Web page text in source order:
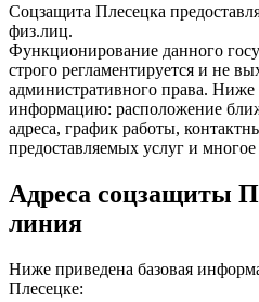
Соцзащита Плесецка
физ.лиц.
Функционирование данного
строго регламентируется и не
административного права.
информацию: расположение
адреса, график работы,
предоставляемых услуг и многое
Адреса соцзащиты
линия
Ниже приведена базовая
Плесецке: